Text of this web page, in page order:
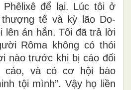
để lại. Lúc tôi ở
thượng tế và kỳ lão Do-
lên án hắn. Tôi đã trả lời
Rôma không có thói
nào trước khi bị cáo đối
cáo, và có cơ hội bào
tội mình”. Vậy họ liền